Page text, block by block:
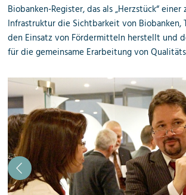
Biobanken-Register, das als „Herzstück“
Infrastruktur die Sichtbarkeit von Biobanken,
den Einsatz von Fördermitteln herstellt und
für die gemeinsame Erarbeitung von